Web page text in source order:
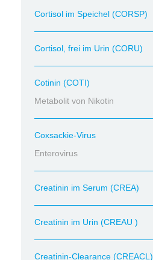
Cortisol im Speichel (CORSP)
Cortisol, frei im Urin (CORU)
Cotinin (COTI)
Metabolit von Nikotin
Coxsackie-Virus
Enterovirus
Creatinin im Serum (CREA)
Creatinin im Urin (CREAU )
Creatinin-Clearance (CREACL)